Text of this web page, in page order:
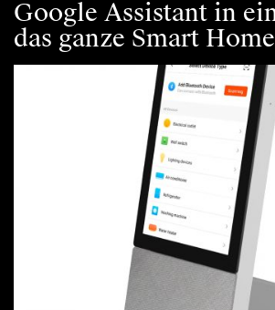
Google Assistant in
das ganze Smart Home